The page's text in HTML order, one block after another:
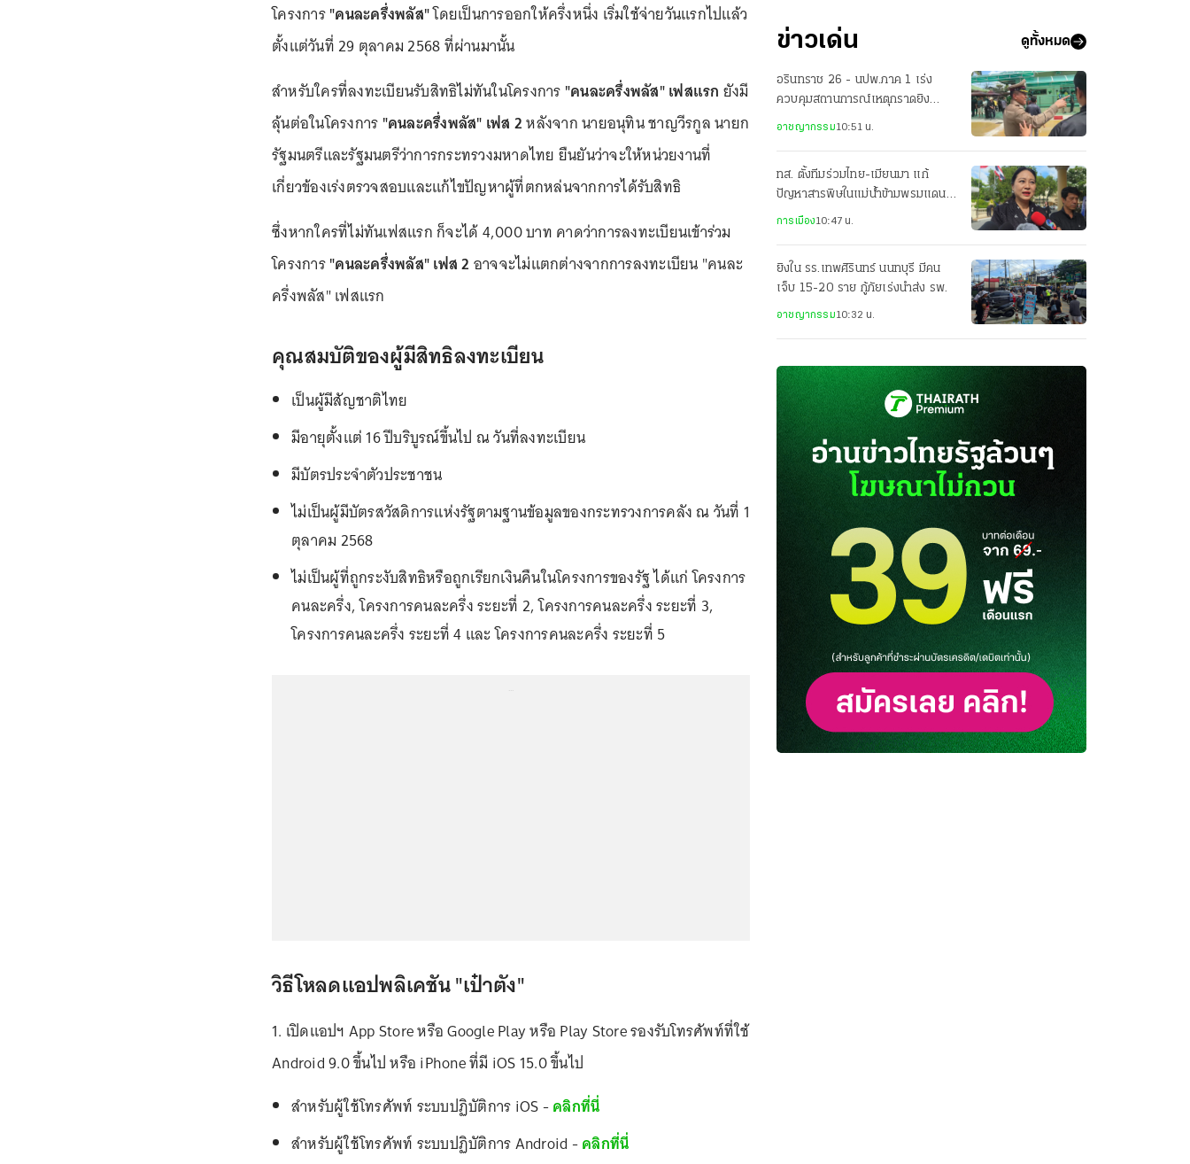
โครงการ"คนละครึ่งพลัส"โดยเป็นการออกให้ครึ่งหนึ่ง เริ่มใช้จ่ายวันแรกไปแล้ว
ตั้งแต่วันที่ 29 ตุลาคม 2568 ที่ผ่านมานั้น
สำหรับใครที่ลงทะเบียนรับสิทธิไม่ทันในโครงการ "คนละครึ่งพลัส" เฟสแรก ยังมี
ลุ้นต่อในโครงการ "คนละครึ่งพลัส" เฟส 2หลังจาก นายอนุทิน ชาญวีรกูล นายก
รัฐมนตรีและรัฐมนตรีว่าการกระทรวงมหาดไทย ยืนยันว่าจะให้หน่วยงานที่
เกี่ยวข้องเร่งตรวจสอบและแก้ไขปัญหาผู้ที่ตกหล่นจากการได้รับสิทธิ
ซึ่งหากใครที่ไม่ทันเฟสแรก ก็จะได้ 4,000 บาท คาดว่าการลงทะเบียนเข้าร่วม
โครงการ"คนละครึ่งพลัส" เฟส 2 อาจจะไม่แตกต่างจากการลงทะเบียน "คนละ
ครึ่งพลัส" เฟสแรก
คุณสมบัติของผู้มีสิทธิลงทะเบียน
เป็นผู้มีสัญชาติไทย
มีอายุตั้งแต่ 16 ปีบริบูรณ์ขึ้นไป ณ วันที่ลงทะเบียน
มีบัตรประจำตัวประชาชน
ไม่เป็นผู้มีบัตรสวัสดิการแห่งรัฐตามฐานข้อมูลของกระทรวงการคลัง ณ วันที่ 1
ตุลาคม 2568
ไม่เป็นผู้ที่ถูกระงับสิทธิหรือถูกเรียกเงินคืนในโครงการของรัฐ ได้แก่ โครงการ
คนละครึ่ง, โครงการคนละครึ่ง ระยะที่ 2, โครงการคนละครึ่ง ระยะที่ 3,
โครงการคนละครึ่ง ระยะที่ 4 และ โครงการคนละครึ่ง ระยะที่ 5
วิธีโหลดแอปพลิเคชัน "เป๋าตัง"
1. เปิดแอปฯ App Store หรือ Google Play หรือ Play Store รองรับโทรศัพท์ที่ใช้
Android 9.0 ขึ้นไป หรือ iPhone ที่มี iOS 15.0 ขึ้นไป
สำหรับผู้ใช้โทรศัพท์ ระบบปฏิบัติการ iOS -คลิกที่นี่
สำหรับผู้ใช้โทรศัพท์ ระบบปฏิบัติการ Android -คลิกที่นี่
ข่าวเด่น ดูทั้งหมด
อรินทราช 26 - นปพ.ภาค 1 เร่ง
ควบคุมสถานการณ์เหตุกราดยิง
อาชญากรรม10:51 น.
ทส. ตั้งทีมร่วมไทย-เมียนมา แก้
ปัญหาสารพิษในแม่น้ำข้ามพรมแดน
ทำแผนควบคุมคุณภาพน้ำกก
การเมือง10:47 น.
ยิงใน รร.เทพศิรินทร์ นนทบุรี มีคน
เจ็บ 15-20 ราย กู้ภัยเร่งนำส่ง รพ.
อาชญากรรม10:32 น.